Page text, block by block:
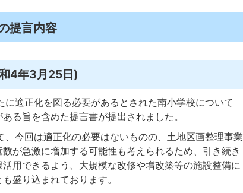
提言内容
4年3月25日)
適正化を図る必要があるとされた南小学校について
る旨を含めた提言書が提出されました。
今回は適正化の必要はないものの、土地区画整理事業
が急激に増加する可能性も考えられるため、引き続き
用できるよう、大規模な改修や増改築等の施設整備に
盛り込まれております。